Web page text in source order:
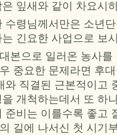
잎새와 같이 차요시
수령님께서만은 소년
긴요한 사업으로 보
본으로 일러온 농사
중요한 문제라면 후
와 직결된 근본적이고
개척하는데서 또 하
준비는 이를수록 좋고
길에 나서신 첫 시기